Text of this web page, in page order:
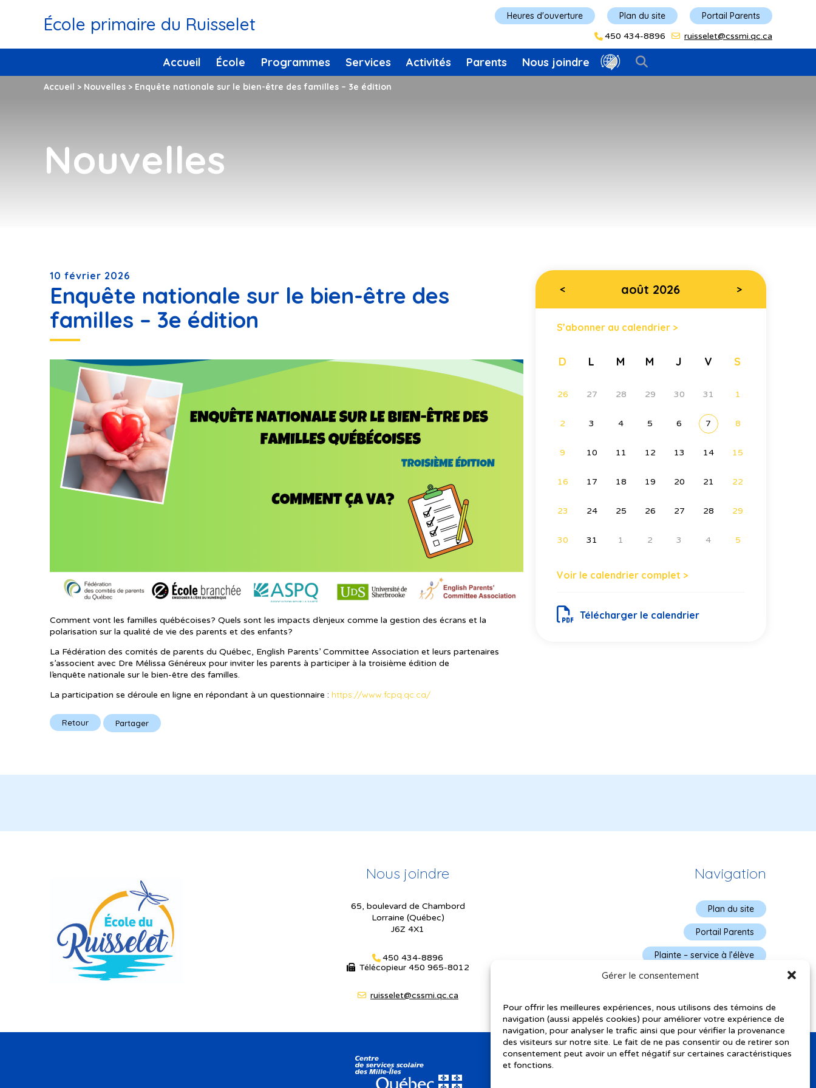
Gérer le consentement
Pour offrir les meilleures expériences, nous utilisons des témoins de
navigation (aussi appelés cookies) pour améliorer votre expérience de
navigation, pour analyser le trafic ainsi que pour vérifier la provenance
des visiteurs sur notre site. Le fait de ne pas consentir ou de retirer son
consentement peut avoir un effet négatif sur certaines caractéristiques
et fonctions.
École primaire du Ruisselet Plan du site Portail Parents
Heures d'ouverture
450 434-8896 ruisselet@cssmi.qc.ca
Accueil École Programmes Services Activités Parents Nous joindre
Accueil > Nouvelles > Enquête nationale sur le bien-être des familles – 3e édition
Nouvelles
10 février 2026
Enquête nationale sur le bien-être des
familles – 3e édition
Comment vont les familles québécoises? Quels sont les impacts d’enjeux comme la gestion des écrans et la
polarisation sur la qualité de vie des parents et des enfants?
La Fédération des comités de parents du Québec, English Parents’ Committee Association et leurs partenaires
s’associent avec Dre Mélissa Généreux pour inviter les parents à participer à la troisième édition de
l’enquête nationale sur le bien-être des familles.
La participation se déroule en ligne en répondant à un questionnaire : https://www.fcpq.qc.ca/
Retour Partager
< août 2026 >
S’abonner au calendrier >
D L M M J V S
26 27 28 29 30 31 1
2 3 4 5 6 7 8
9 10 11 12 13 14 15
16 17 18 19 20 21 22
23 24 25 26 27 28 29
30 31 1 2 3 4 5
Voir le calendrier complet >
Télécharger le calendrier
Nous joindre
65, boulevard de Chambord
Lorraine (Québec)
J6Z 4X1
450 434-8896
Télécopieur 450 965-8012
ruisselet@cssmi.qc.ca
Navigation
Plan du site
Portail Parents
Plainte – service à l’élève
Politique de confidentialité